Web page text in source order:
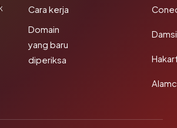
Cara kerja
Domain
yang baru
diperiksa